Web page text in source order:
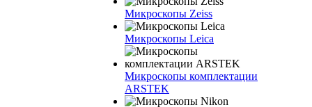
Микроскопы Zeiss
Микроскопы Leica
Микроскопы комплектации
ARSTEK